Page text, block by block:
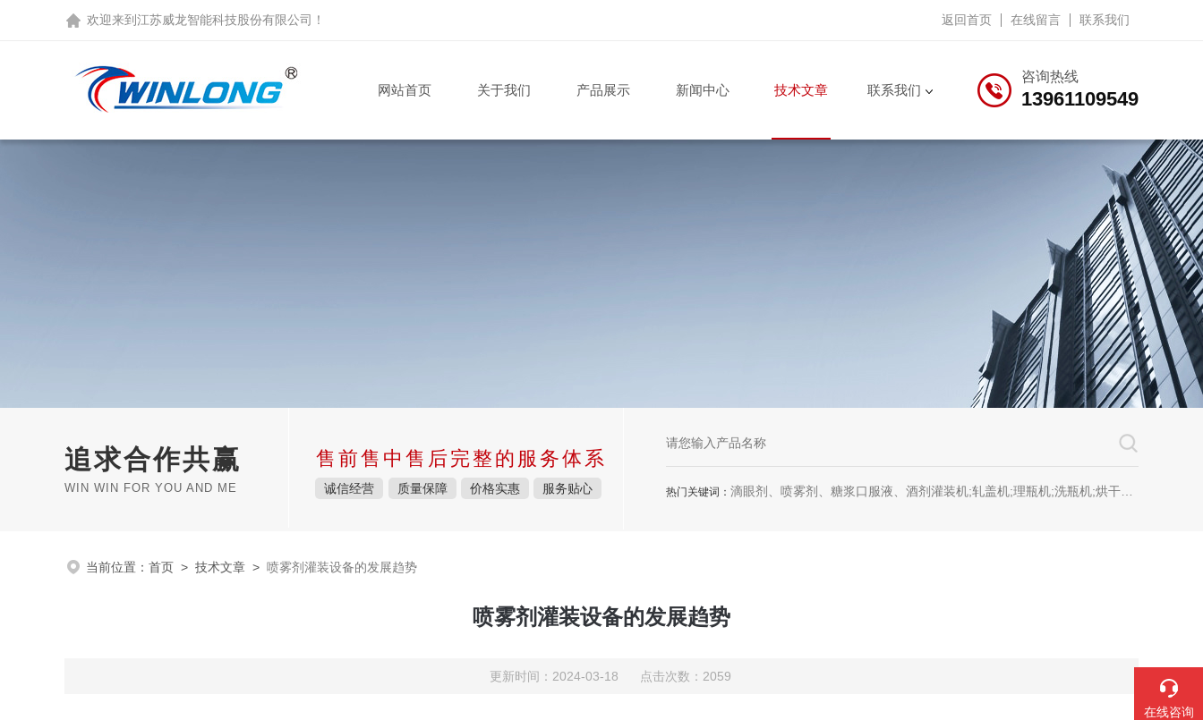
欢迎来到 江苏威龙智能科技股份有限公司 ！ 返回首页 在线留言 联系我们
咨询热线
13961109549
网站首页 关于我们 产品展示 新闻中心 技术文章 联系我们
追求合作共赢
WIN WIN FOR YOU AND ME
售前售中售后完整的服务体系
诚信经营 质量保障 价格实惠 服务贴心 热门关键词： 滴眼剂、喷雾剂、糖浆口服液、酒剂灌装机;轧盖机;理瓶机;洗瓶机;烘干机;套标机;喷码机;贴标机
当前位置： 首页 > 技术文章 > 喷雾剂灌装设备的发展趋势
喷雾剂灌装设备的发展趋势
更新时间：2024-03-18 点击次数：2059
在线咨询